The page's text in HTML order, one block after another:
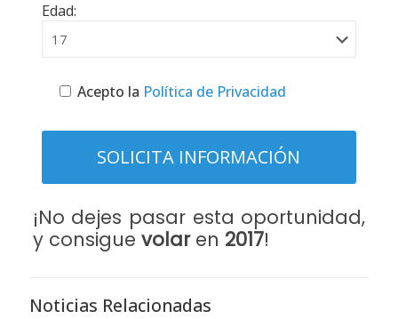
Edad:
Acepto la Política de Privacidad
¡No dejes pasar esta oportunidad,
y consigue volaren 2017!
Noticias Relacionadas